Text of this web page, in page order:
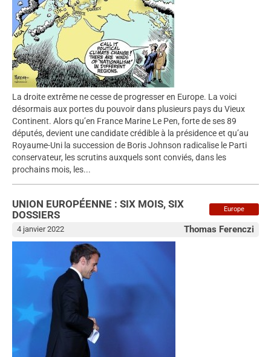
La droite extrême ne cesse de progresser en Europe. La voici
désormais aux portes du pouvoir dans plusieurs pays du Vieux
Continent. Alors qu’en France Marine Le Pen, forte de ses 89
députés, devient une candidate crédible à la présidence et qu’au
Royaume-Uni la succession de Boris Johnson radicalise le Parti
conservateur, les scrutins auxquels sont conviés, dans les
prochains mois, les...
Europe
UNION EUROPÉENNE : SIX MOIS, SIX
DOSSIERS
Thomas Ferenczi
4 janvier 2022